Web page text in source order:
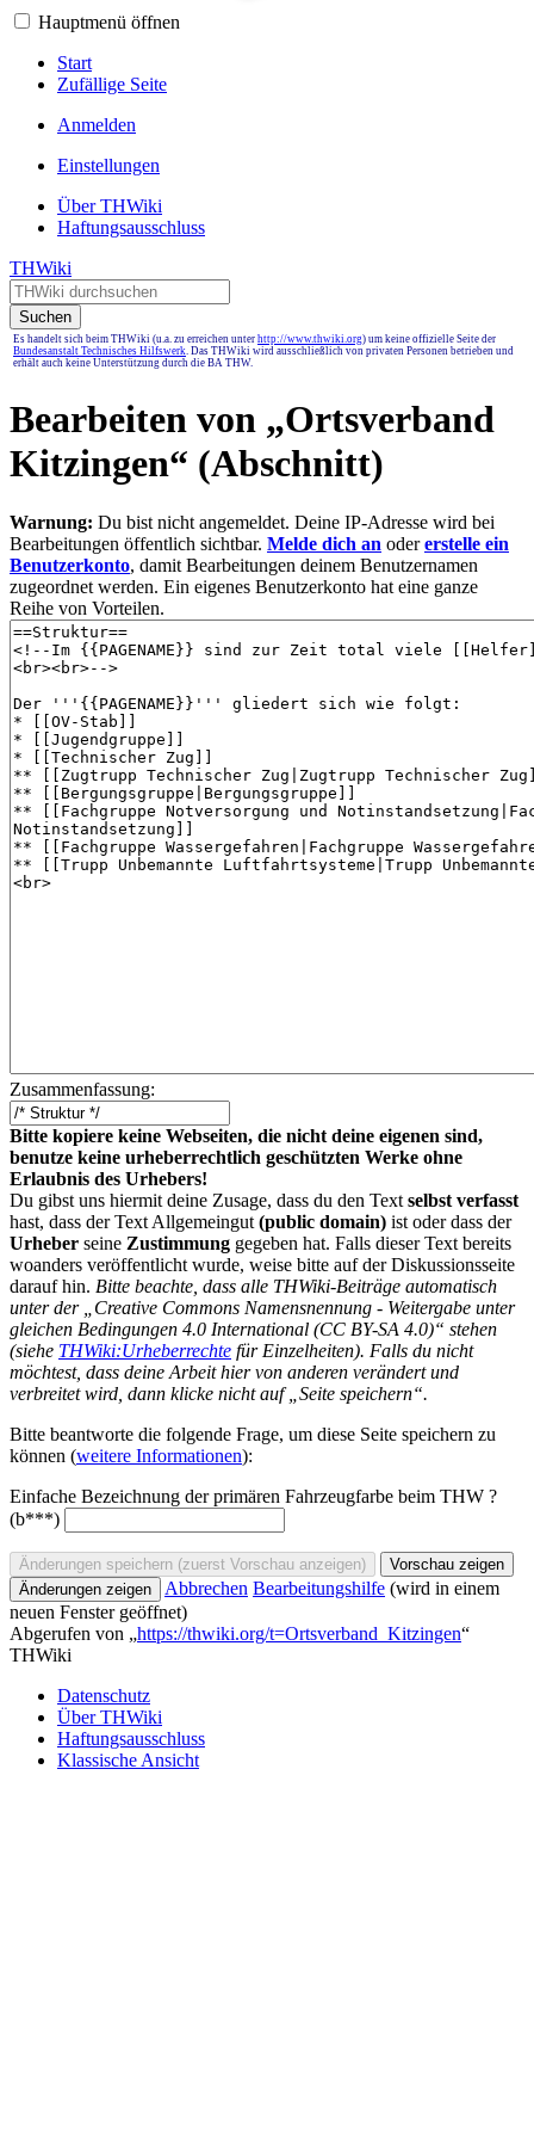
Hauptmenü öffnen
Start
Zufällige Seite
Anmelden
Einstellungen
Über THWiki
Haftungsausschluss
THWiki
Suchen
Es handelt sich beim THWiki (u.a. zu erreichen unter http://www.thwiki.org) um keine offizielle Seite der
Bundesanstalt Technisches Hilfswerk. Das THWiki wird ausschließlich von privaten Personen betrieben und
erhält auch keine Unterstützung durch die BA THW.
Bearbeiten von „Ortsverband
Kitzingen“ (Abschnitt)
Warnung: Du bist nicht angemeldet. Deine IP-Adresse wird bei
Bearbeitungen öffentlich sichtbar. Melde dich an odererstelle ein
Benutzerkonto, damit Bearbeitungen deinem Benutzernamen
zugeordnet werden. Ein eigenes Benutzerkonto hat eine ganze
Reihe von Vorteilen.
Zusammenfassung:
Bitte kopiere keine Webseiten, die nicht deine eigenen sind,
benutze keine urheberrechtlich geschützten Werke ohne
Erlaubnis des Urhebers!
Du gibst uns hiermit deine Zusage, dass du den Text selbst verfasst
hast, dass der Text Allgemeingut (public domain) ist oder dass der
Urheber seine Zustimmung gegeben hat. Falls dieser Text bereits
woanders veröffentlicht wurde, weise bitte auf der Diskussionsseite
darauf hin. Bitte beachte, dass alle THWiki-Beiträge automatisch
unter der „Creative Commons Namensnennung - Weitergabe unter
gleichen Bedingungen 4.0 International (CC BY-SA 4.0)“ stehen
(siehe THWiki:Urheberrechte für Einzelheiten). Falls du nicht
möchtest, dass deine Arbeit hier von anderen verändert und
verbreitet wird, dann klicke nicht auf „Seite speichern“.
Bitte beantworte die folgende Frage, um diese Seite speichern zu
können (weitere Informationen):
Einfache Bezeichnung der primären Fahrzeugfarbe beim THW ?
(b***)
Abbrechen Bearbeitungshilfe (wird in einem
neuen Fenster geöffnet)
Abgerufen von „https://thwiki.org/t=Ortsverband_Kitzingen“
THWiki
Datenschutz
Über THWiki
Haftungsausschluss
Klassische Ansicht